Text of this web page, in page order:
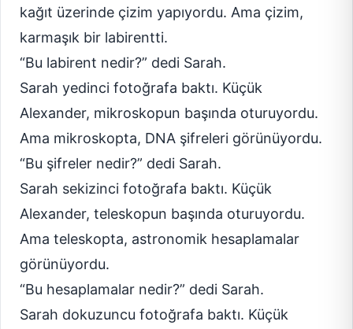
kağıt üzerinde çizim yapıyordu. Ama çizim,
karmaşık bir labirentti.
“Bu labirent nedir?” dedi Sarah.
Sarah yedinci fotoğrafa baktı. Küçük
Alexander, mikroskopun başında oturuyordu.
Ama mikroskopta, DNA şifreleri görünüyordu.
“Bu şifreler nedir?” dedi Sarah.
Sarah sekizinci fotoğrafa baktı. Küçük
Alexander, teleskopun başında oturuyordu.
Ama teleskopta, astronomik hesaplamalar
görünüyordu.
“Bu hesaplamalar nedir?” dedi Sarah.
Sarah dokuzuncu fotoğrafa baktı. Küçük